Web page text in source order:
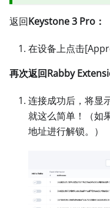
返回Keystone 3 Pro：
在设备上点击
再次返回Rabby
连接成功后，将显
就这么简单！（如
地址进行解锁。）